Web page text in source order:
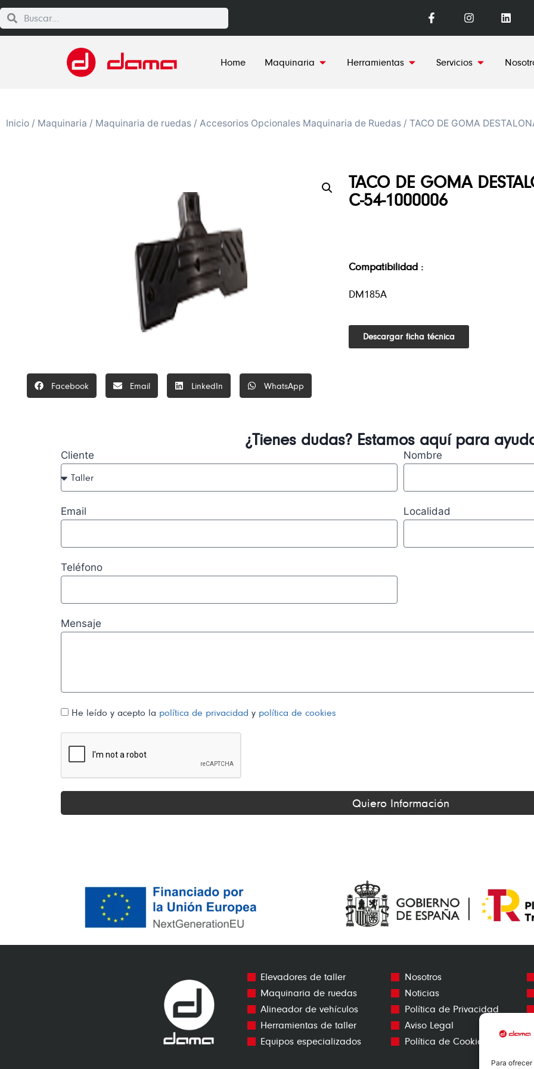
Para
Home Maquinaria Herramientas Servicios
Inicio / Maquinaria / Maquinaria de ruedas / Accesorios Opcionales Maquinaria de Ruedas / TACO DE GOMA
Facebook Email LinkedIn WhatsApp
TACO DE GOMA
C-54-1000006
Compatibilidad :
DM185A
Descargar ficha técnica
¿Tienes dudas? Estamos aquí para
Cliente Nombre
Email Localidad
Teléfono
Mensaje
He leído y acepto la política de privacidad y política de cookies
Quiero Información
Elevadores de taller
Maquinaria de ruedas
Alineador de vehículos
Herramientas de taller
Equipos especializados
Nosotros
Noticias
Política de Privacidad
Aviso Legal
Política de Cookies